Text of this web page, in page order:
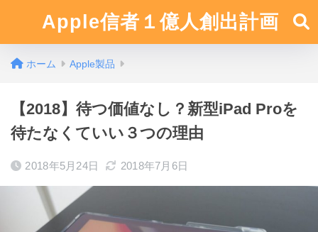
Apple信者１億人創出計画
ホーム Apple製品
【2018】待つ価値なし？新型iPad Proを
待たなくていい３つの理由
2018年5月24日 2018年7月6日